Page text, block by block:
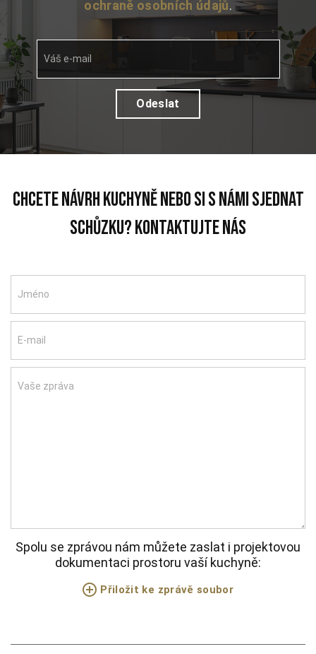
ochraně osobních údajů.
Váš e-mail
chcete návrh kuchyně nebo si s námi sjednat
schůzku? Kontaktujte nás
Jméno
E-mail
Vaše zpráva
Spolu se zprávou nám můžete zaslat i projektovou
dokumentaci prostoru vaší kuchyně:
Přiložit ke zprávě soubor